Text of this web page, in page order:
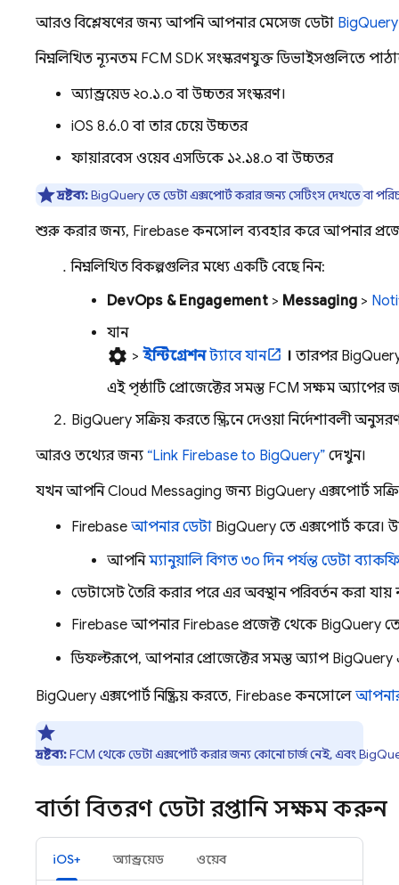
আরও বিশ্লেষণের জন্য আপনি আপনার মেসেজ ডেটা
নিম্নলিখিত ন্যূনতম FCM SDK সংস্করণযুক্ত ডিভাইসগুলিতে
অ্যান্ড্রয়েড ২০.১.০ বা উচ্চতর সংস্করণ।
iOS 8.6.0 বা তার চেয়ে উচ্চতর
ফায়ারবেস ওয়েব এসডিকে ১২.১৪.০ বা উচ্চতর
দ্রষ্টব্য:BigQueryতে ডেটা এক্সপোর্ট করার জন্য সেটিংস দেখতে বা
শুরু করার জন্য, Firebase কনসোল ব্যবহার করে আপনার
নিম্নলিখিত বিকল্পগুলির মধ্যে একটি বেছে নিন:
DevOps & Engagement> Messaging >
যান
settings > ইন্টিগ্রেশনট্যাবে যান । তারপর
এই পৃষ্ঠাটি প্রোজেক্টের সমস্ত FCM সক্ষম অ্যাপের
BigQuery সক্রিয় করতে স্ক্রিনে দেওয়া নির্দেশাবলী
আরও তথ্যের জন্য “Link Firebase to BigQuery” দেখুন।
যখন আপনিCloud Messaging জন্য BigQuery এক্সপোর্ট
Firebase আপনার ডেটা BigQuery তে এক্সপোর্ট করে।
আপনিম্যানুয়ালি বিগত ৩০ দিন পর্যন্ত ডেটা
ডেটাসেট তৈরি করার পরে এর অবস্থান পরিবর্তন করা
Firebase আপনার Firebase প্রজেক্ট থেকে BigQuery
ডিফল্টরূপে, আপনার প্রোজেক্টের সমস্ত অ্যাপ BigQuery
BigQuery এক্সপোর্ট নিষ্ক্রিয় করতে, Firebase কনসোলে
দ্রষ্টব্য:FCM থেকে ডেটা এক্সপোর্ট করার জন্য কোনো চার্জ নেই, এবং
বার্তা বিতরণ ডেটা রপ্তানি সক্ষম করুন
iOS+ অ্যান্ড্রয়েড ওয়েব